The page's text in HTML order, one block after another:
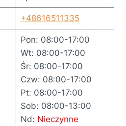
+48616511335
Pon: 08:00-17:00
Wt: 08:00-17:00
Śr: 08:00-17:00
Czw: 08:00-17:00
Pt: 08:00-17:00
Sob: 08:00-13:00
Nd: Nieczynne